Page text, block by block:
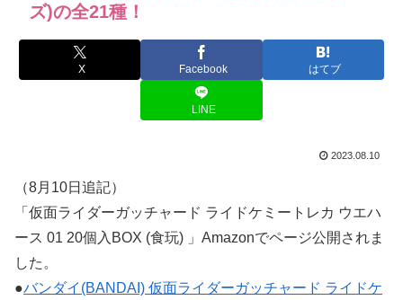
ズ)の全21種！
X Facebook はてブ
LINE
2023.08.10
（8月10日追記）
「仮面ライダーガッチャード ライドケミートレカ ウエハ
ース 01 20個入BOX (食玩) 」Amazonでページ公開されま
した。
●バンダイ(BANDAI) 仮面ライダーガッチャード ライドケ